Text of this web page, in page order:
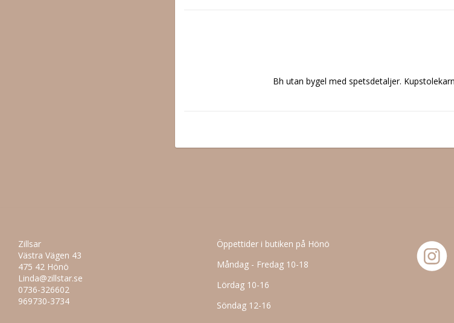
Zillsar
Västra Vägen 43
475 42 Hönö
Linda@zillstar.se
0736-326602
969730-3734
Öppettider i butiken på Hönö
Måndag - Fredag 10-18
Lördag 10-16
Söndag 12-16